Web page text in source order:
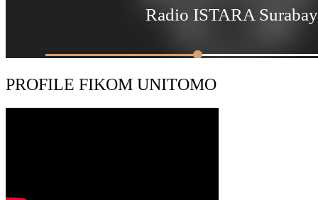
PROFILE FIKOM UNITOMO